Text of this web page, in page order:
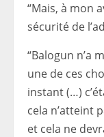
“Mais, à mon
sécurité de
“Balogun n’a
une de ces
instant (…)
cela n’atteint
et cela ne